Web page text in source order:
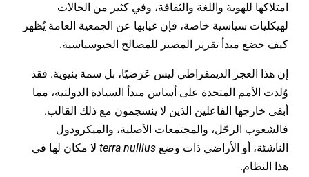
امتلاكها للهوية واللغة والثقافة، وفي كثير من الحالات
لهيكليات سياسية خاصة، فإن غيابها عن الجمعية العامة يُظهر
كيف خضع مبدأ تقرير المصير للمصالح الجيوسياسية.
إن هذا العجز الديمقراطي ليس عَرَضيًا، بل سمة بنيوية. فقد
وُلدت الأمم المتحدة على أساس مبدأ السيادة الدولتية، مما
أبقى خارجها الفاعلين الذين لا ينسجمون مع ذلك القالب.
فالشعوب الرحّل، والمجتمعات الأصلية، والميكرودول
الناشئة، أو الأراضي ذات وضع terra nullius لا مكان لها في
هذا النظام.